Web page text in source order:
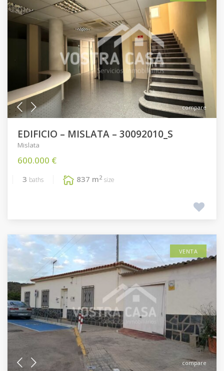
compare
EDIFICIO – MISLATA – 30092010_S
Mislata
600.000 €
3 baths 837 m2 size
compare
VENTA